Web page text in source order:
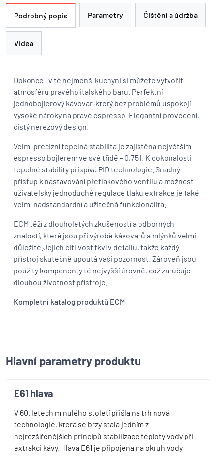
Podrobný popis Parametry Čištění a údržba
Videa
Dokonce i v té nejmenší kuchyni si můžete vytvořit
atmosféru pravého italského baru. Perfektní
jednobojlerový kávovar, který bez problémů uspokojí
vysoké nároky na pravé espresso. Elegantní provedení,
čistý nerezový design.
Velmi precizní tepelná stabilita je zajištěna největším
espresso bojlerem ve své třídě – 0,75 l. K dokonalosti
tepelné stability přispívá PID technologie. Snadný
přístup k nastavování přetlakového ventilu a možnost
uživatelsky jednoduché regulace tlaku extrakce je také
velmi nadstandardní a užitečná funkcionalita.
ECM těží z dlouholetých zkušeností a odborných
znalostí, které jsou při výrobě kávovarů a mlýnků velmi
důležité.Jejich citlivost tkví v detailu, takže každý
přístroj skutečně upoutá vaši pozornost. Zároveň jsou
použity komponenty té nejvyšší úrovně, což zaručuje
dlouhou životnost přístroje.
Kompletní katalog produktů ECM
Hlavní parametry produktu
E61 hlava
V 60. letech minulého století přišla na trh nová
technologie, která se brzy stala jedním z
nejrozšířenějších principů stabilizace teploty vody při
extrakci kávy. Hlava E61 je připojena na okruh vody